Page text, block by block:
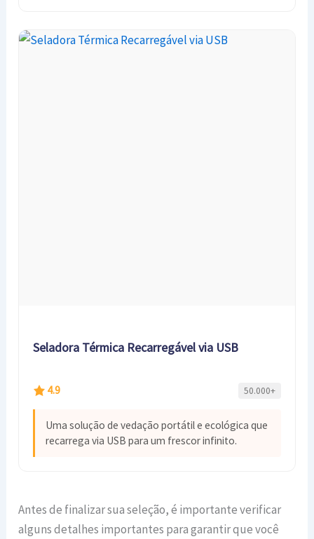
Seladora Térmica Recarregável via USB
4.9 50.000+
Uma solução de vedação portátil e ecológica que
recarrega via USB para um frescor infinito.
Antes de finalizar sua seleção, é importante verificar
alguns detalhes importantes para garantir que você